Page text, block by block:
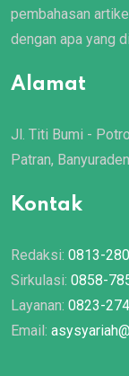
pembahasan
dengan apa yang
Alamat
Jl. Titi Bumi -
Patran,
Kontak
Redaksi: 0813-
Sirkulasi: 0858-
Layanan: 0823-
Email: